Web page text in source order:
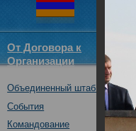
От Договора к
Организации
Объединенный штаб ОДКБ
События
Командование